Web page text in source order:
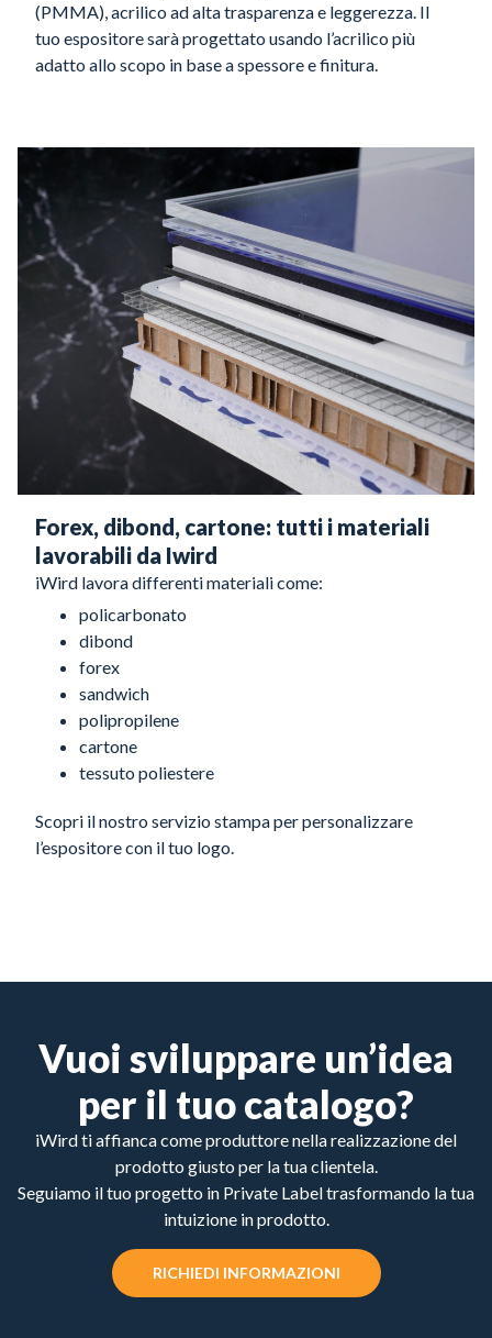
(PMMA), acrilico ad alta trasparenza e leggerezza. Il
tuo espositore sarà progettato usando l’acrilico più
adatto allo scopo in base a spessore e finitura.
Forex, dibond, cartone: tutti i materiali
lavorabili da Iwird
iWird lavora differenti materiali come:
policarbonato
dibond
forex
sandwich
polipropilene
cartone
tessuto poliestere
Scopri il nostro servizio stampa per personalizzare
l’espositore con il tuo logo.
Vuoi sviluppare un’idea
per il tuo catalogo?
iWird ti affianca come produttore nella realizzazione del
prodotto giusto per la tua clientela.
Seguiamo il tuo progetto in Private Label trasformando la tua
intuizione in prodotto.
RICHIEDI INFORMAZIONI